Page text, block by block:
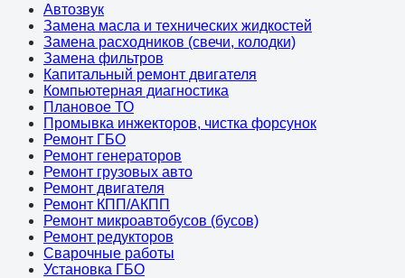
Автозвук
Замена масла и технических жидкостей
Замена расходников (свечи, колодки)
Замена фильтров
Капитальный ремонт двигателя
Компьютерная диагностика
Плановое ТО
Промывка инжекторов, чистка форсунок
Ремонт ГБО
Ремонт генераторов
Ремонт грузовых авто
Ремонт двигателя
Ремонт КПП/АКПП
Ремонт микроавтобусов (бусов)
Ремонт редукторов
Сварочные работы
Установка ГБО